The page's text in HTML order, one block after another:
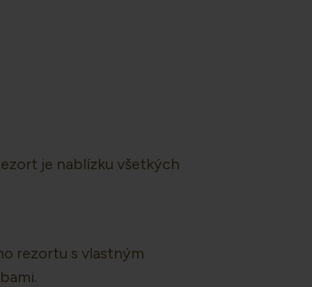
je nablízku všetkých
rezortu s vlastným